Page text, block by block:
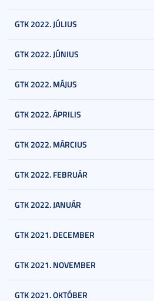
GTK 2022. JÚLIUS
GTK 2022. JÚNIUS
GTK 2022. MÁJUS
GTK 2022. ÁPRILIS
GTK 2022. MÁRCIUS
GTK 2022. FEBRUÁR
GTK 2022. JANUÁR
GTK 2021. DECEMBER
GTK 2021. NOVEMBER
GTK 2021. OKTÓBER